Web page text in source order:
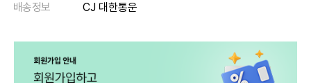
배송정보
CJ 대한통운